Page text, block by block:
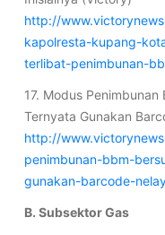
http://
kapolresta-kupang-
terlibat-penimbunan-
17. Modus
Ternyata Gunakan
http://
penimbunan-bbm-
gunakan-barcode-
B. Subsektor Gas